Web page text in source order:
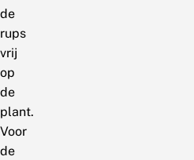
de
rups
vrij
op
de
plant.
Voor
de